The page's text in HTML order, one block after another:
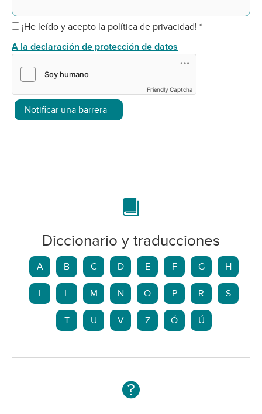
¡He leído y acepto la política de privacidad! *
A la declaración de protección de datos
Friendly Captcha
Notificar una barrera
Diccionario y traducciones
A B C D E F G H
L M N O P R S
T U V Z Ó Ú